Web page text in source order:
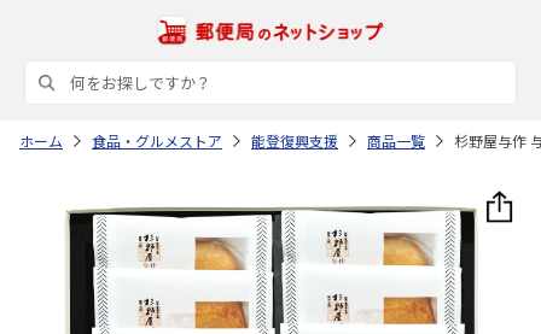
ホーム 食品・グルメストア 能登復興支援 商品一覧 杉野屋与作